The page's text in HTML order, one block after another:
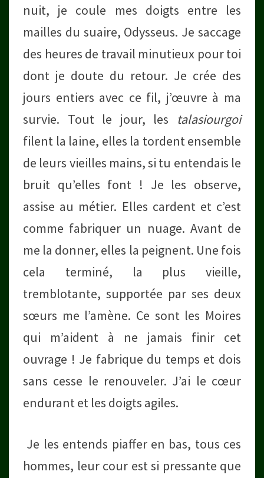
nuit, je coule mes doigts entre les
mailles du suaire, Odysseus. Je saccage
des heures de travail minutieux pour toi
dont je doute du retour. Je crée des
jours entiers avec ce fil, j’œuvre à ma
survie. Tout le jour, les talasiourgoi
filent la laine, elles la tordent ensemble
de leurs vieilles mains, si tu entendais le
bruit qu’elles font ! Je les observe,
assise au métier. Elles cardent et c’est
comme fabriquer un nuage. Avant de
me la donner, elles la peignent. Une fois
cela terminé, la plus vieille,
tremblotante, supportée par ses deux
sœurs me l’amène. Ce sont les Moires
qui m’aident à ne jamais finir cet
ouvrage ! Je fabrique du temps et dois
sans cesse le renouveler. J’ai le cœur
endurant et les doigts agiles.
Je les entends piaffer en bas, tous ces
hommes, leur cour est si pressante que